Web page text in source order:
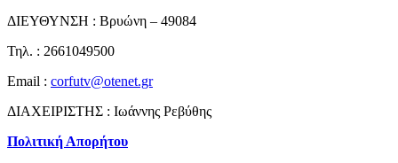
ΔΙΕΥΘΥΝΣΗ : Βρυώνη – 49084
Τηλ. : 2661049500
Email : corfutv@otenet.gr
ΔΙΑΧΕΙΡΙΣΤΗΣ : Ιωάννης Ρεβύθης
Πολιτική Απορήτου